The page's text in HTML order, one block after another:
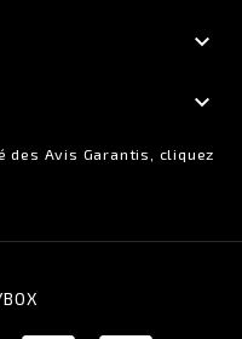


des Avis Garantis, cliquez